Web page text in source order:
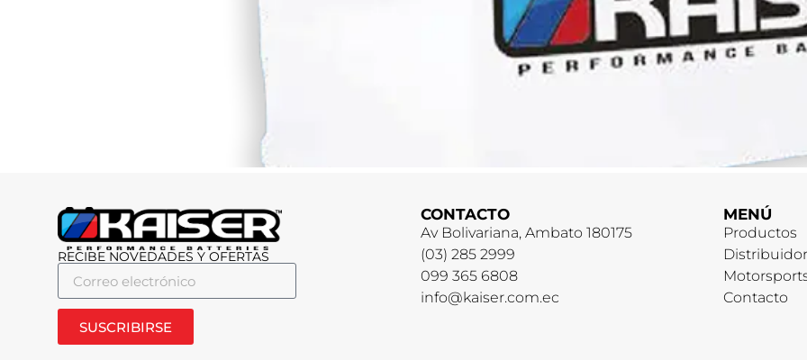
RECIBE NOVEDADES Y OFERTAS
SUSCRIBIRSE
CONTACTO
Av Bolivariana, Ambato 180175
(03) 285 2999
099 365 6808
info@kaiser.com.ec
MENÚ
Productos
Contacto